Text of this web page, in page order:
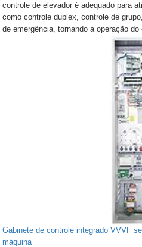
controle de elevador é adequado para
como controle duplex, controle de
de emergência, tornando a operação do
Gabinete de controle integrado VVVF
máquina